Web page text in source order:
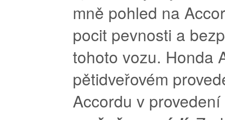
mně pohled na
pocit pevnosti a
tohoto vozu. Honda
pětidveřovém
Accordu v